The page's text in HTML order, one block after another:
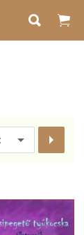
 
